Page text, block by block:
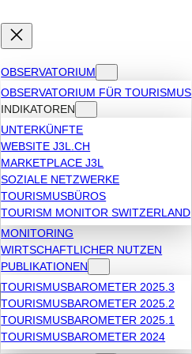
OBSERVATORIUM
OBSERVATORIUM FÜR TOURISMUS
INDIKATOREN
UNTERKÜNFTE
WEBSITE J3L.CH
MARKETPLACE J3L
SOZIALE NETZWERKE
TOURISMUSBÜROS
TOURISM MONITOR SWITZERLAND
MONITORING
WIRTSCHAFTLICHER NUTZEN
PUBLIKATIONEN
TOURISMUSBAROMETER 2025.3
TOURISMUSBAROMETER 2025.2
TOURISMUSBAROMETER 2025.1
TOURISMUSBAROMETER 2024